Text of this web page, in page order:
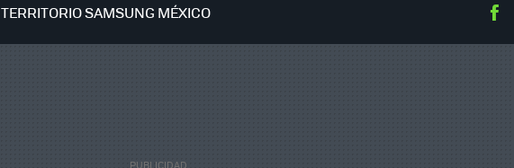
TERRITORIO SAMSUNG MÉXICO